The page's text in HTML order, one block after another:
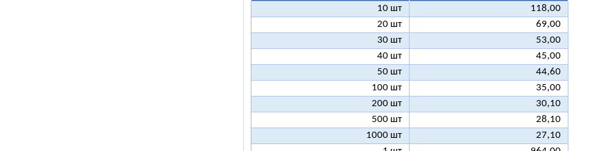
10 шт
118,00
20 шт
69,00
30 шт
53,00
40 шт
45,00
50 шт
44,60
100 шт
35,00
200 шт
30,10
500 шт
28,10
1000 шт
27,10